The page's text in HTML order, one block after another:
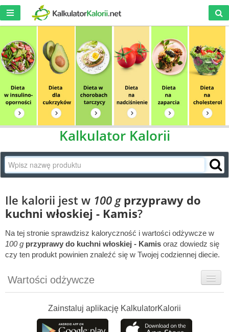
Kalkulator Kalorii
Ile kalorii jest w 100 g przyprawy do
kuchni włoskiej - Kamis?
Na tej stronie sprawdzisz kaloryczność i wartości odżywcze w
100 g przyprawy do kuchni włoskiej - Kamis oraz dowiedz się
czy ten produkt powinien znaleźć się w Twojej codziennej diecie.
Wartości odżywcze
Szczegółówe informacje
Zainstaluj aplikację KalkulatorKalorii